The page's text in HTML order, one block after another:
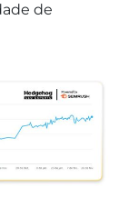
de